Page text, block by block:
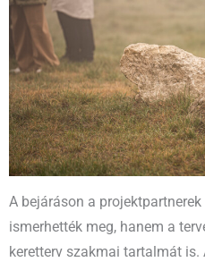
A bejáráson a
ismerhették meg, hanem a
keretterv szakmai tartalmát